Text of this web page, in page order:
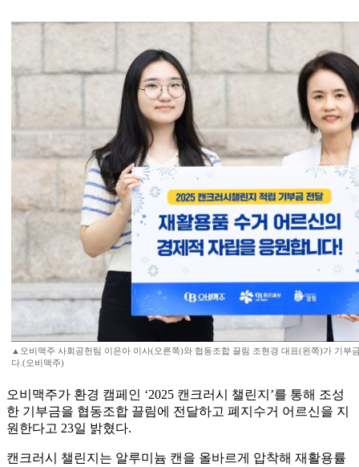
▲오비맥주 사회공헌팀 이은아 이사(오른쪽)와 협동조합 끌림 조현경 대표(왼쪽)가 기부
다.(오비맥주)
오비맥주가 환경 캠페인 ‘2025 캔크러시 챌린지’를 통해 조성
한 기부금을 협동조합 끌림에 전달하고 폐지수거 어르신을 지
원한다고 23일 밝혔다.
캔크러시 챌린지는 알루미늄 캔을 올바르게 압착해 재활용률